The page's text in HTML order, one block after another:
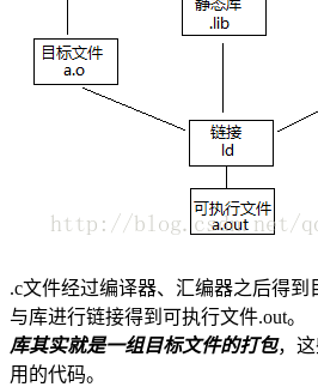
.c文件经过编译器、汇编器之后得到
与库进行链接得到可执行文件.out。
库其实就是一组目标文件的打包，
用的代码。